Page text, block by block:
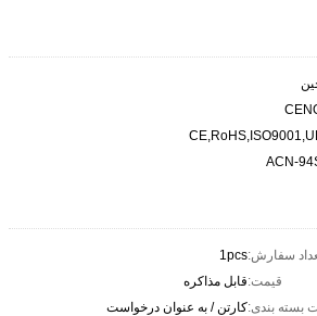
ACN-
سفارش:1pcs
قیمت:قابل مذاکره
بسته بندی:کارتن / به عنوان درخواست